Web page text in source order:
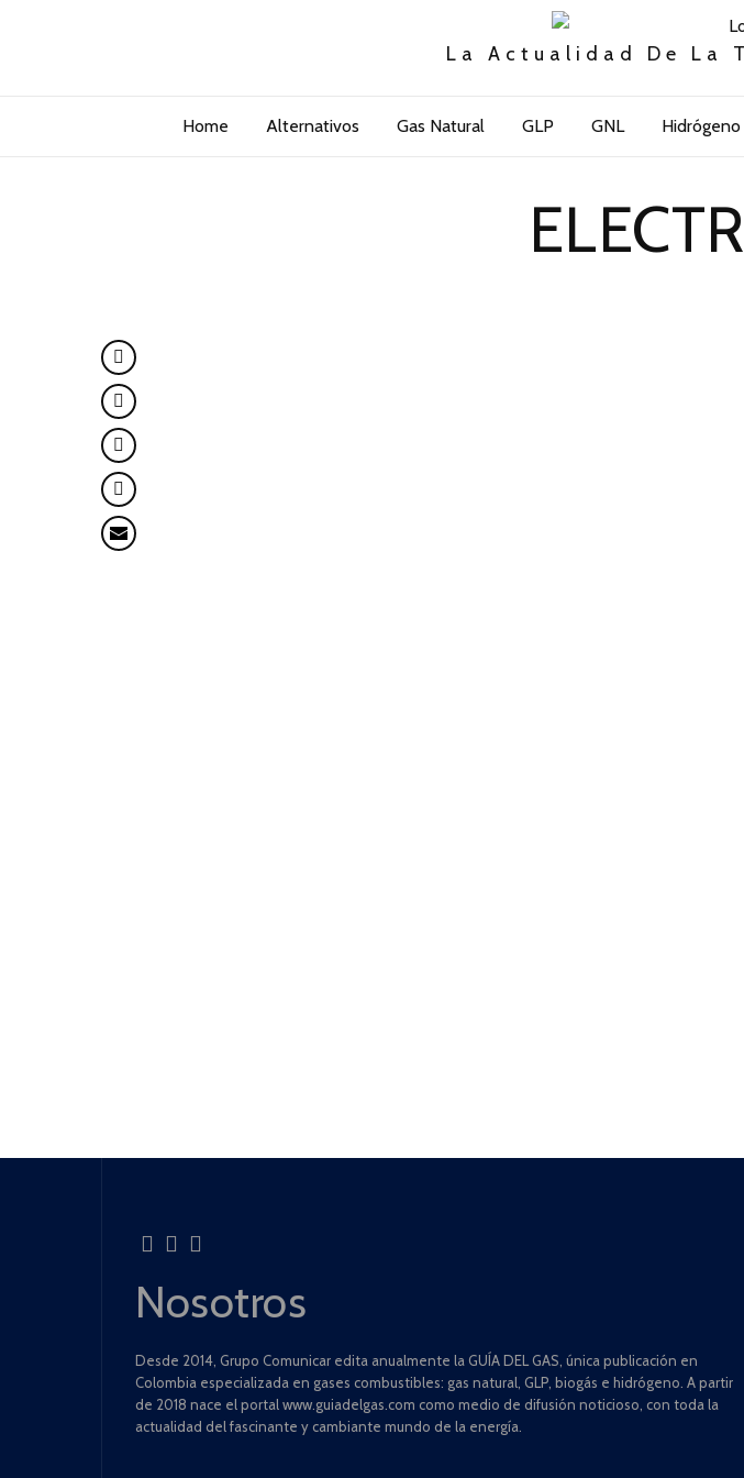
La Actualidad De La
Home Alternativos Gas Natural GLP GNL Hidrógeno
Nosotros
Desde 2014, Grupo Comunicar edita anualmente la GUÍA DEL GAS, única publicación en
Colombia especializada en gases combustibles: gas natural, GLP, biogás e hidrógeno. A partir
de 2018 nace el portal www.guiadelgas.com como medio de difusión noticioso, con toda la
actualidad del fascinante y cambiante mundo de la energía.